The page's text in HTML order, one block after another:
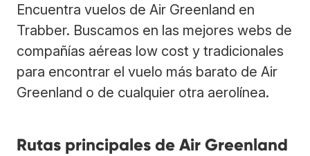
Encuentra vuelos de Air Greenland en
Trabber. Buscamos en las mejores webs de
compañías aéreas low cost y tradicionales
para encontrar el vuelo más barato de Air
Greenland o de cualquier otra aerolínea.
Rutas principales de Air Greenland